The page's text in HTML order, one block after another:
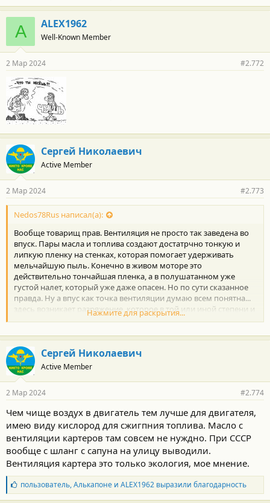
A ALEX1962
Well-Known Member
2 Мар 2024 #2.772
Сергей Николаевич
Active Member
2 Мар 2024 #2.773
Nedos78Rus написал(а):
Вообще товарищ прав. Вентиляция не просто так заведена во
впуск. Пары масла и топлива создают достатрчно тонкую и
липкую пленку на стенках, которая помогает удерживать
мельчайшую пыль. Конечно в живом моторе это
действительно тончайшая пленка, а в полушатанном уже
густой налет, который уже даже опасен. Но по сути сказанное
правда. Ну а впус как точка вентиляции думаю всем понятна...
здесь возникает разряжение, которое в той или иной степени и
помогает интенсивной вентиляции.
Нажмите для раскрытия...
Сергей Николаевич
Active Member
2 Мар 2024 #2.774
Чем чище воздух в двигатель тем лучше для двигателя,
имею виду кислород для сжигпния топлива. Масло с
вентиляции картеров там совсем не нуждно. При СССР
вообще с шланг с сапуна на улицу выводили.
Вентиляция картера это только экология, мое мнение.
Б
л
пользователь,Алькапонеи ALEX1962выразили благодарность